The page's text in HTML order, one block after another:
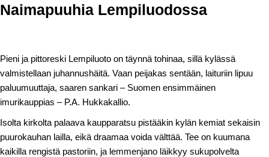
Naimapuuhia Lempiluodossa
Pieni ja pittoreski Lempiluoto on täynnä tohinaa, sillä kylässä
valmistellaan juhannushäitä. Vaan peijakas sentään, laituriin lipuu
paluumuuttaja, saaren sankari – Suomen ensimmäinen
imurikauppias – P.A. Hukkakallio.
Isolta kirkolta palaava kaupparatsu pistääkin kylän kemiat sekaisin
puurokauhan lailla, eikä draamaa voida välttää. Tee on kuumana
kaikilla rengistä pastoriin, ja lemmenjano läikkyy sukupolvelta